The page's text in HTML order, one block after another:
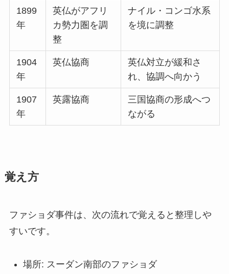
1899
年
英仏がアフリ
カ勢力圏を調
整
ナイル・コンゴ水系
を境に調整
1904
年
英仏協商
英仏対立が緩和さ
れ、協調へ向かう
1907
年
英露協商
三国協商の形成へつ
ながる
覚え方
ファショダ事件は、次の流れで覚えると整理しや
すいです。
場所: スーダン南部のファショダ